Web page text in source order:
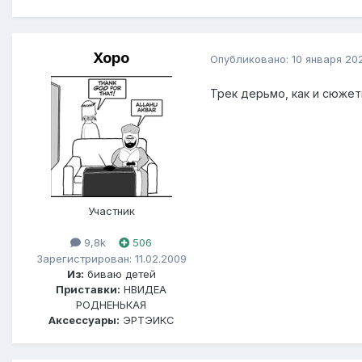
Xopo
Участник
9,8k
506
Зарегистрирован: 11.02.2009
Из: биваю детей
Приставки: НВИДЕА
РОДНЕНЬКАЯ
Аксессуары: ЭРТЭИКС
Опубликовано: 10 января
Трек дерьмо, как и